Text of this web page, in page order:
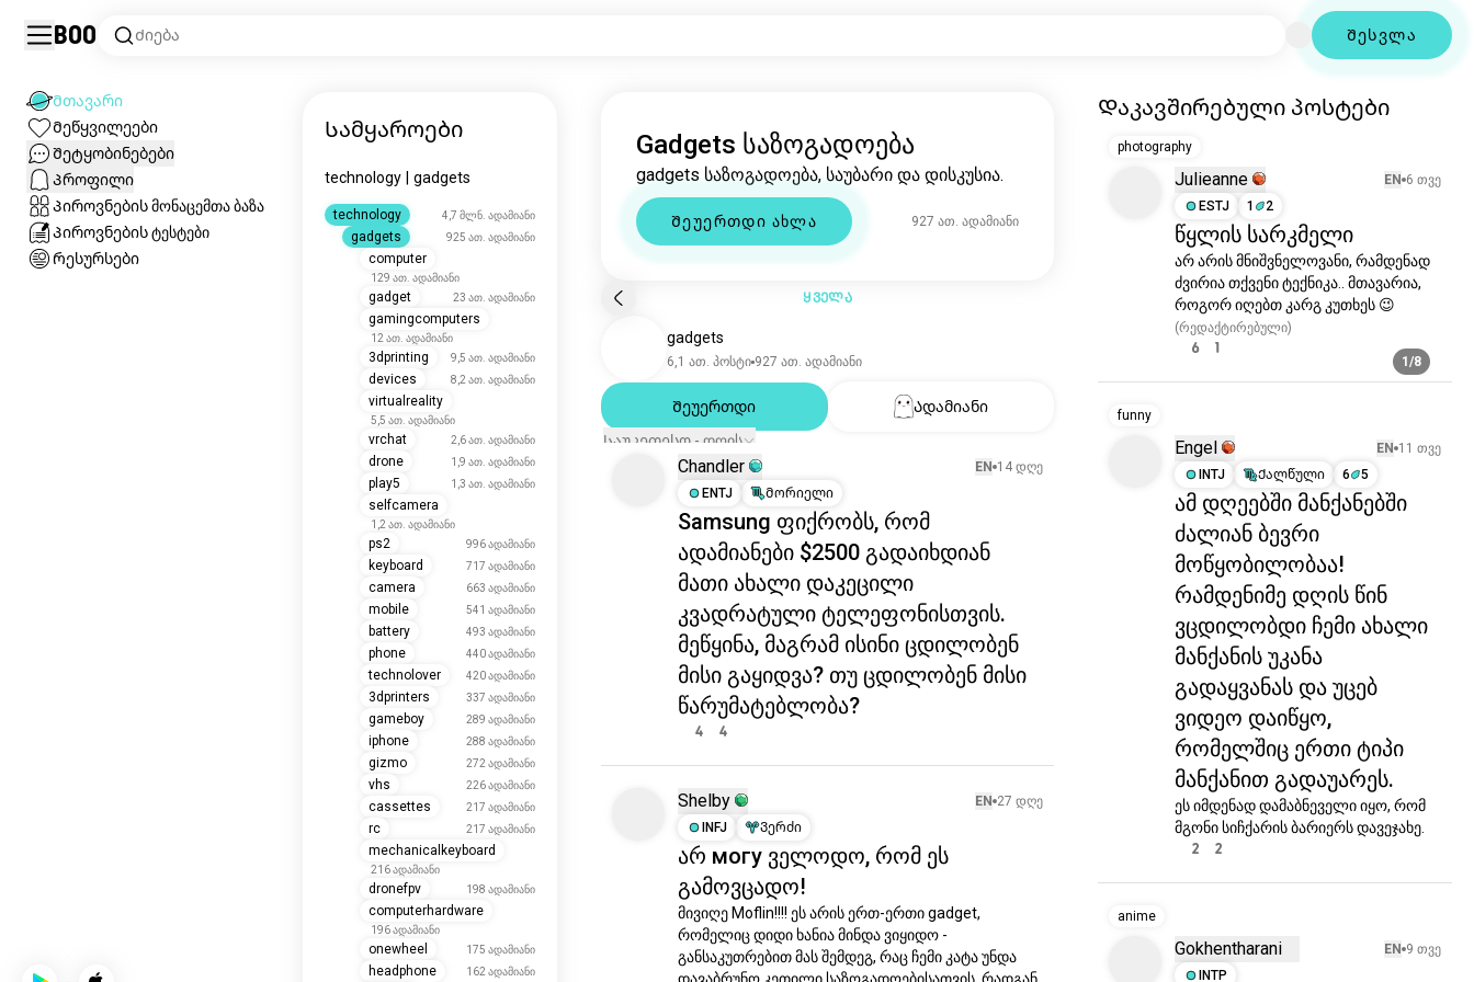
Boo Ძიება Შესვლა
Მთავარი
Მეწყვილეები
Შეტყობინებები
Პროფილი
Პიროვნების მონაცემთა ბაზა
Პიროვნების ტესტები
Რესურსები
Სამყაროები
technology gadgets
technology 4.7M ადამიანი
gadgets 925K ადამიანი
computer
gadget
gamingcomputers
12K ადამიანი
3dprinting
devices 8.2K ადამიანი
virtualreality
5.5K ადამიანი
vrchat
drone 1.9K ადამიანი
play5 1.3K ადამიანი
selfcamera 1.2K ადამიანი
ps2
keyboard
camera 663 ადამიანი
mobile 541 ადამიანი
493 ადამიანი
440 ადამიანი
technolover 420 ადამიანი
3dprinters 337 ადამიანი
289 ადამიანი
iphone 288 ადამიანი
gizmo 272 ადამიანი
vhs 226 ადამიანი
cassettes 217 ადამიანი
217 ადამიანი
mechanicalkeyboard
216 ადამიანი
dronefpv 198 ადამიანი
computerhardware
196 ადამიანი
onewheel 175 ადამიანი
headphone
144 ადამიანი
Gadgets საზოგადოება
gadgets საზოგადოება, საუბარი და დისკუსია.
Შეუერთდი ახლა 927K ადამიანი
ᲧᲕᲔᲚᲐ
gadgets
6.1K პოსტი 927K ადამიანი
Შეუერთდი
Ადამიანი
Საუკეთესო - დღის
Chandler EN 14 დღე
ENTJ
Მორიელი
Samsung ფიქრობს, რომ
ადამიანები $2500 გადაიხდიან
მათი ახალი დაკეცილი
კვადრატული ტელეფონისთვის.
მეწყინა, მაგრამ ისინი ცდილობენ
მისი გაყიდვა? თუ ცდილობენ მისი
წარუმატებლობა?
4 4
Shelby EN 27 დღე
INFJ
Ვერძი
არ могу ველოდო, რომ ეს
გამოვცადო!
მივიღე Moflin!!!! ეს არის ერთ-ერთი gadget,
რომელიც დიდი ხანია მინდა ვიყიდო -
განსაკუთრებით მას შემდეგ, რაც ჩემი კატა უნდა
დავაბრუნო კეთილი საზოგადოებისათვის, რადგან
Დაკავშირებული პოსტები
photography
Julieanne EN 6 თვე
ESTJ
1 2
წყლის სარკმელი
არ არის მნიშვნელოვანი, რამდენად
ძვირია თქვენი ტექნიკა.. მთავარია,
როგორ იღებთ კარგ კუთხეს 😉
(რედაქტირებული)
1/8
6 1
funny
Engel EN 11 თვე
INTJ
Ქალწული 6 5
ამ დღეებში მანქანებში
ძალიან ბევრი
მოწყობილობაა!
რამდენიმე დღის წინ
ვცდილობდი ჩემი ახალი
მანქანის უკანა
გადაყვანას და უცებ
ვიდეო დაიწყო,
რომელშიც ერთი ტიპი
მანქანით გადაუარეს.
ეს იმდენად დამაბნეველი იყო, რომ
მგონი სიჩქარის ბარიერს დავეჯახე.
2 2
anime
Gokhentharani EN 9 თვე
INTP